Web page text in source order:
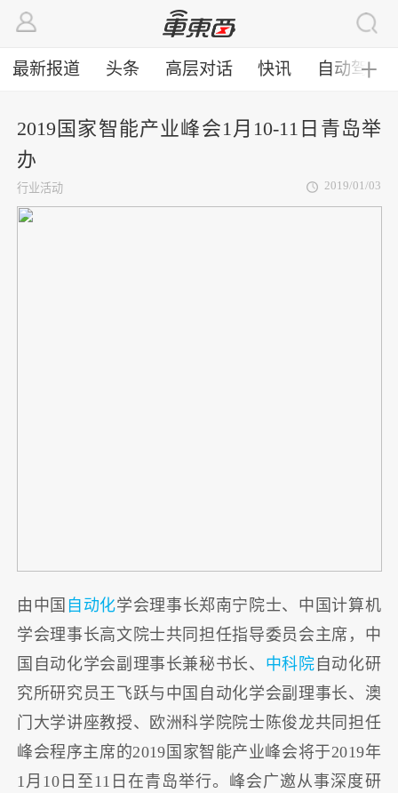
最新报道 头条 高层对话 快讯 自动驾驶
╋
2019国家智能产业峰会1月10-11日青岛举
办
行业活动 2019/01/03
由中国 自动化学会理事长郑南宁院士、中国计算机
学会理事长高文院士共同担任指导委员会主席，中
国自动化学会副理事长兼秘书长、 中科院 自动化研
究所研究员王飞跃与中国自动化学会副理事长、澳
门大学讲座教授、欧洲科学院院士陈俊龙共同担任
峰会程序主席的2019国家智能产业峰会将于2019年
1月10日至11日在青岛举行。峰会广邀从事深度研